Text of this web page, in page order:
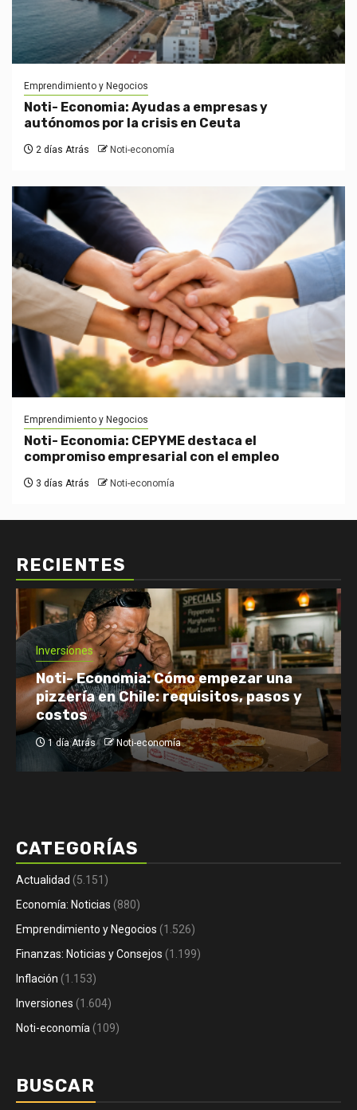
Emprendimiento y Negocios
Noti- Economia: Ayudas a empresas y
autónomos por la crisis en Ceuta
2 días Atrás Noti-economía
Emprendimiento y Negocios
Noti- Economia: CEPYME destaca el
compromiso empresarial con el empleo
3 días Atrás Noti-economía
RECIENTES
Economía: Noticias Emprendimiento y Negocios
Finanzas: Noticias y Consejos Inversiones
Netflix enfrenta el reto de retener a
su audiencia
2 días Atrás Noti-economía
CATEGORÍAS
Actualidad (5.151)
Economía: Noticias (880)
Emprendimiento y Negocios (1.526)
Finanzas: Noticias y Consejos (1.199)
Inflación (1.153)
Inversiones (1.604)
Noti-economía (109)
BUSCAR